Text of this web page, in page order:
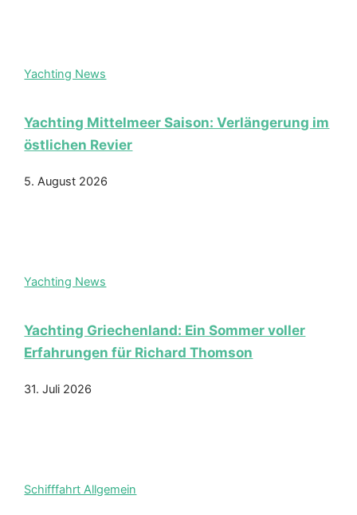
Yachting News
Yachting Mittelmeer Saison: Verlängerung im
östlichen Revier
5. August 2026
Yachting News
Yachting Griechenland: Ein Sommer voller
Erfahrungen für Richard Thomson
31. Juli 2026
Schifffahrt Allgemein